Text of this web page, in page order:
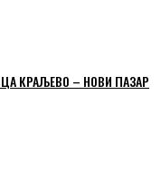
КРАЉЕВО – НОВИ ПАЗАР